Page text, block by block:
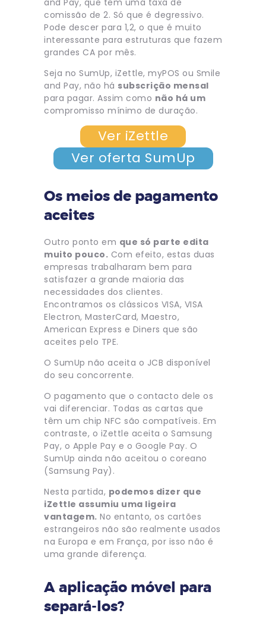
comissão de 2. Só que é degressivo.
Pode descer para 1,2, o que é muito
interessante para estruturas que fazem
grandes CA por mês.
Seja no SumUp, iZettle, myPOS ou Smile
and Pay, não há subscrição mensal
para pagar. Assim como não há um
compromisso mínimo de duração.
Ver iZettle
Ver oferta SumUp
Os meios de pagamento
aceites
Outro ponto em que só parte edita
muito pouco. Com efeito, estas duas
empresas trabalharam bem para
satisfazer a grande maioria das
necessidades dos clientes.
Encontramos os clássicos VISA, VISA
Electron, MasterCard, Maestro,
American Express e Diners que são
aceites pelo TPE.
O SumUp não aceita o JCB disponível
do seu concorrente.
O pagamento que o contacto dele os
vai diferenciar. Todas as cartas que
têm um chip NFC são compatíveis. Em
contraste, o iZettle aceita o Samsung
Pay, o Apple Pay e o Google Pay. O
SumUp ainda não aceitou o coreano
(Samsung Pay).
Nesta partida, podemos dizer que
iZettle assumiu uma ligeira
vantagem. No entanto, os cartões
estrangeiros não são realmente usados
na Europa e em França, por isso não é
uma grande diferença.
A aplicação móvel para
separá-los?